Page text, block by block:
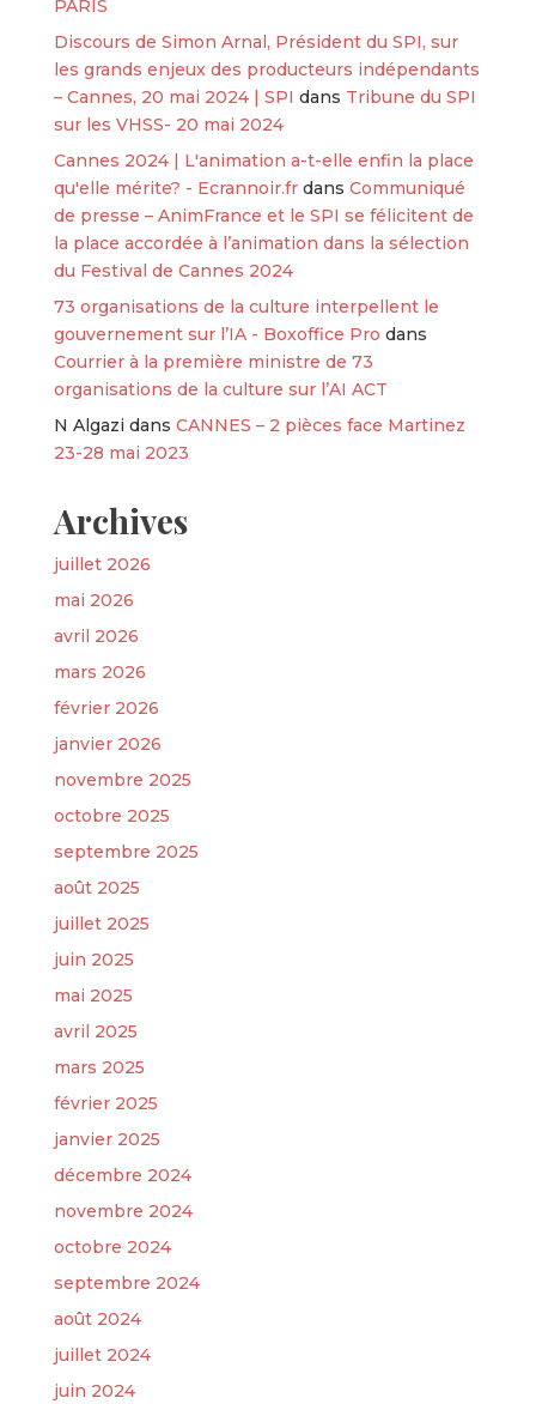
PARIS
Discours de Simon Arnal, Président du SPI, sur
les grands enjeux des producteurs indépendants
– Cannes, 20 mai 2024 | SPI dans Tribune du SPI
sur les VHSS- 20 mai 2024
Cannes 2024 | L'animation a-t-elle enfin la place
qu'elle mérite? - Ecrannoir.frdans Communiqué
de presse – AnimFrance et le SPI se félicitent de
la place accordée à l’animation dans la sélection
du Festival de Cannes 2024
73 organisations de la culture interpellent le
gouvernement sur l’IA - Boxoffice Pro dans
Courrier à la première ministre de 73
organisations de la culture sur l’AI ACT
N Algazi dans CANNES – 2 pièces face Martinez
23-28 mai 2023
Archives
juillet 2026
mai 2026
avril 2026
mars 2026
février 2026
janvier 2026
novembre 2025
octobre 2025
septembre 2025
août 2025
juillet 2025
juin 2025
mai 2025
avril 2025
mars 2025
février 2025
janvier 2025
décembre 2024
novembre 2024
octobre 2024
septembre 2024
août 2024
juillet 2024
juin 2024